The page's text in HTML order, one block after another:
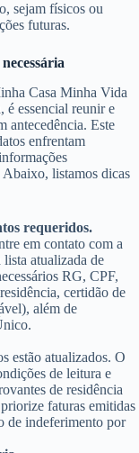
sejam físicos ou
futuras.
Casa Minha Vida
é essencial reunir e
antecedência. Este
enfrentam
Abaixo, listamos dicas
requeridos.
em contato com a
lista atualizada de
RG, CPF,
certidão de
além de
estão atualizados. O
de leitura e
de residência
faturas emitidas
de indeferimento por